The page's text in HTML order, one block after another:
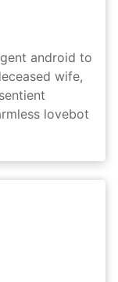
android to
wife,
lovebot